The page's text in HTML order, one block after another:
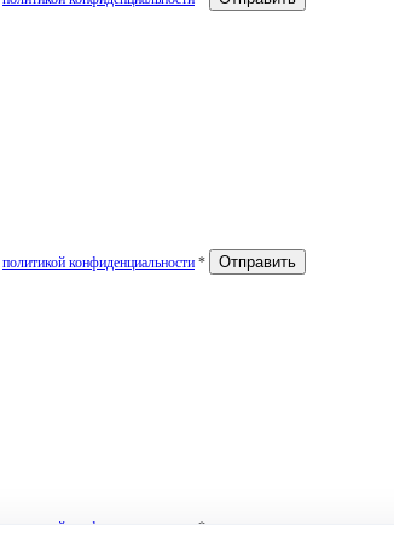
политикой конфиденциальности *
политикой конфиденциальности *